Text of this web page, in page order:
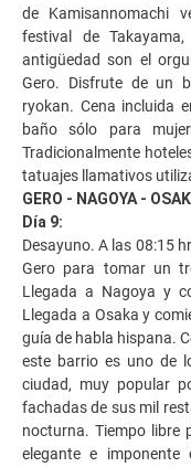
de Kamisannomachi
festival de
antigüedad son el
Gero. Disfrute de un
ryokan. Cena incluida
baño sólo para
Tradicionalmente
tatuajes llamativos
GERO - NAGOYA -
Día 9:
Desayuno. A las 08:15
Gero para tomar un
Llegada a Nagoya y
Llegada a Osaka y
guía de habla hispana.
este barrio es uno de
ciudad, muy popular
fachadas de sus mil
nocturna. Tiempo libre
elegante e